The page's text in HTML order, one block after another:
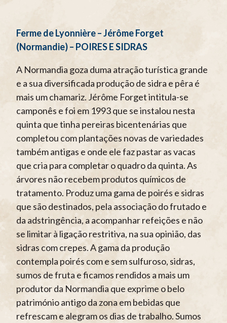
Ferme de Lyonnière – Jérôme Forget
(Normandie) – POIRES E SIDRAS
A Normandia goza duma atração turística grande
e a sua diversificada produção de sidra e pêra é
mais um chamariz. Jérôme Forget intitula-se
camponês e foi em 1993 que se instalou nesta
quinta que tinha pereiras bicentenárias que
completou com plantações novas de variedades
também antigas e onde ele faz pastar as vacas
que cria para completar o quadro da quinta. As
árvores não recebem produtos químicos de
tratamento. Produz uma gama de poirés e sidras
que são destinados, pela associação do frutado e
da adstringência, a acompanhar refeições e não
se limitar à ligação restritiva, na sua opinião, das
sidras com crepes. A gama da produção
contempla poirés com e sem sulfuroso, sidras,
sumos de fruta e ficamos rendidos a mais um
produtor da Normandia que exprime o belo
património antigo da zona em bebidas que
refrescam e alegram os dias de trabalho. Sumos